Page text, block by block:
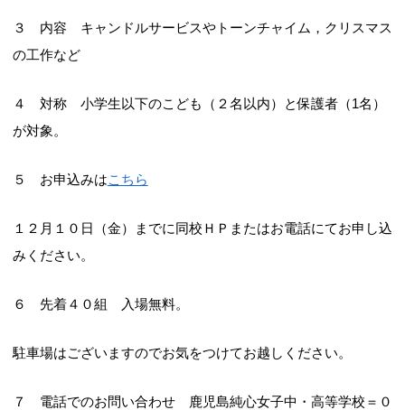
３ 内容 キャンドルサービスやトーンチャイム，クリスマス
の工作など
４ 対称 小学生以下のこども（２名以内）と保護者（1名）
が対象。
５ お申込みはこちら
１２月１０日（金）までに同校ＨＰまたはお電話にてお申し込
みください。
６ 先着４０組 入場無料。
駐車場はございますのでお気をつけてお越しください。
７ 電話でのお問い合わせ 鹿児島純心女子中・高等学校＝０